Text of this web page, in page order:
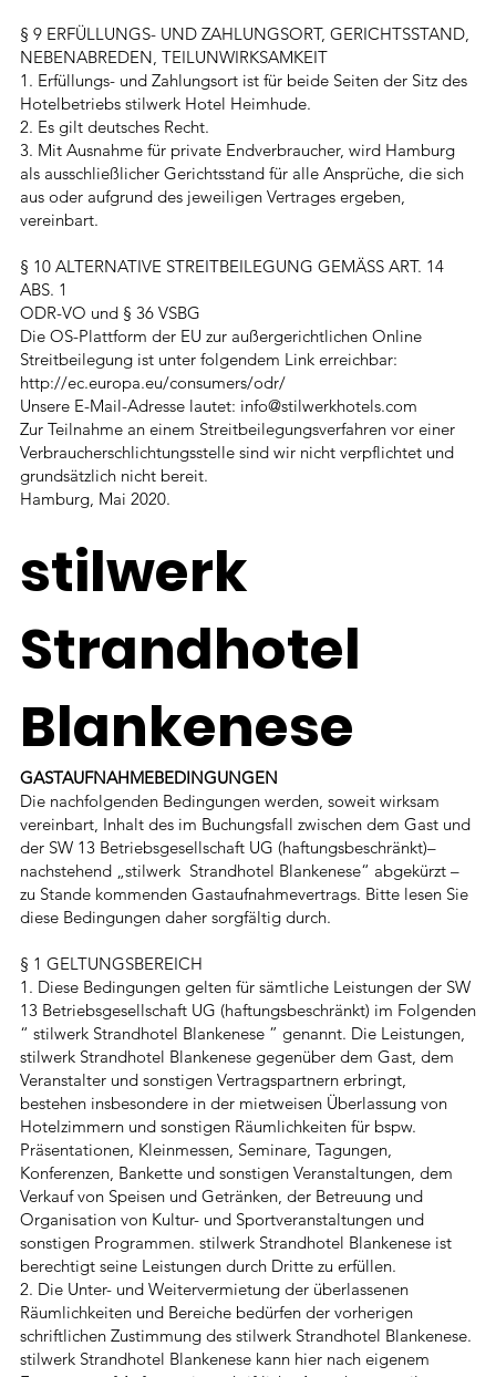
§ 9 ERFÜLLUNGS- UND ZAHLUNGSORT, GERICHTSSTAND,
NEBENABREDEN, TEILUNWIRKSAMKEIT
1. Erfüllungs- und Zahlungsort ist für beide Seiten der Sitz des
Hotelbetriebs stilwerk Hotel Heimhude.
2. Es gilt deutsches Recht.
3. Mit Ausnahme für private Endverbraucher, wird Hamburg
als ausschließlicher Gerichtsstand für alle Ansprüche, die sich
aus oder aufgrund des jeweiligen Vertrages ergeben,
vereinbart.
§ 10 ALTERNATIVE STREITBEILEGUNG GEMÄSS ART. 14
ABS. 1
ODR-VO und § 36 VSBG
Die OS-Plattform der EU zur außergerichtlichen Online
Streitbeilegung ist unter folgendem Link erreichbar:
http://ec.europa.eu/consumers/odr/
Unsere E-Mail-Adresse lautet: info@stilwerkhotels.com
Zur Teilnahme an einem Streitbeilegungsverfahren vor einer
Verbraucherschlichtungsstelle sind wir nicht verpflichtet und
grundsätzlich nicht bereit.
Hamburg, Mai 2020.
stilwerk
Strandhotel
Blankenese
GASTAUFNAHMEBEDINGUNGEN
Die nachfolgenden Bedingungen werden, soweit wirksam
vereinbart, Inhalt des im Buchungsfall zwischen dem Gast und
der SW 13 Betriebsgesellschaft UG (haftungsbeschränkt)–
nachstehend „stilwerk Strandhotel Blankenese“ abgekürzt –
zu Stande kommenden Gastaufnahmevertrags. Bitte lesen Sie
diese Bedingungen daher sorgfältig durch.
§ 1 GELTUNGSBEREICH
1. Diese Bedingungen gelten für sämtliche Leistungen der SW
13 Betriebsgesellschaft UG (haftungsbeschränkt) im Folgenden
“ stilwerk Strandhotel Blankenese ” genannt. Die Leistungen,
stilwerk Strandhotel Blankenese gegenüber dem Gast, dem
Veranstalter und sonstigen Vertragspartnern erbringt,
bestehen insbesondere in der mietweisen Überlassung von
Hotelzimmern und sonstigen Räumlichkeiten für bspw.
Präsentationen, Kleinmessen, Seminare, Tagungen,
Konferenzen, Bankette und sonstigen Veranstaltungen, dem
Verkauf von Speisen und Getränken, der Betreuung und
Organisation von Kultur- und Sportveranstaltungen und
sonstigen Programmen. stilwerk Strandhotel Blankenese ist
berechtigt seine Leistungen durch Dritte zu erfüllen.
2. Die Unter- und Weitervermietung der überlassenen
Räumlichkeiten und Bereiche bedürfen der vorherigen
schriftlichen Zustimmung des stilwerk Strandhotel Blankenese.
stilwerk Strandhotel Blankenese kann hier nach eigenem